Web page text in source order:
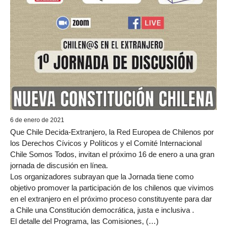
6 de enero de 2021
Que Chile Decida-Extranjero, la Red Europea de Chilenos por
los Derechos Cívicos y Políticos y el Comité Internacional
Chile Somos Todos, invitan el próximo 16 de enero a una gran
jornada de discusión en línea.
Los organizadores subrayan que la Jornada tiene como
objetivo promover la participación de los chilenos que vivimos
en el extranjero en el próximo proceso constituyente para dar
a Chile una Constitución democrática, justa e inclusiva .
El detalle del Programa, las Comisiones, (…)